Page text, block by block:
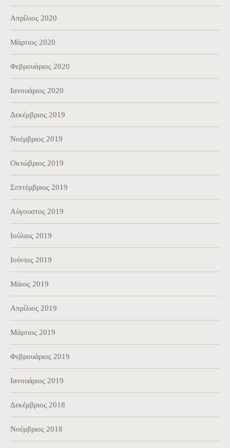
Απρίλιος 2020
Μάρτιος 2020
Φεβρουάριος 2020
Ιανουάριος 2020
Δεκέμβριος 2019
Νοέμβριος 2019
Οκτώβριος 2019
Σεπτέμβριος 2019
Αύγουστος 2019
Ιούλιος 2019
Ιούνιος 2019
Μάιος 2019
Απρίλιος 2019
Μάρτιος 2019
Φεβρουάριος 2019
Ιανουάριος 2019
Δεκέμβριος 2018
Νοέμβριος 2018